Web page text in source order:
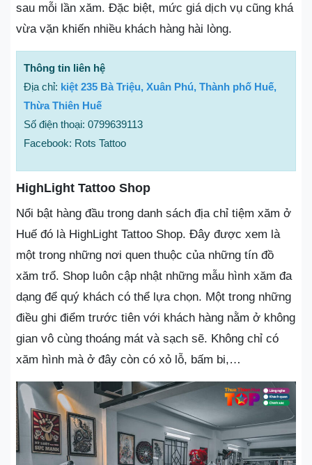
sau mỗi lần xăm. Đặc biệt, mức giá dịch vụ cũng khá
vừa vặn khiến nhiều khách hàng hài lòng.
Thông tin liên hệ
Địa chỉ: kiệt 235 Bà Triệu, Xuân Phú, Thành phố Huế,
Thừa Thiên Huế
Số điện thoại: 0799639113
Facebook: Rots Tattoo
HighLight Tattoo Shop
Nổi bật hàng đầu trong danh sách địa chỉ tiệm xăm ở
Huế đó là HighLight Tattoo Shop. Đây được xem là
một trong những nơi quen thuộc của những tín đồ
xăm trổ. Shop luôn cập nhật những mẫu hình xăm đa
dạng để quý khách có thể lựa chọn. Một trong những
điều ghi điểm trước tiên với khách hàng nằm ở không
gian vô cùng thoáng mát và sạch sẽ. Không chỉ có
xăm hình mà ở đây còn có xỏ lỗ, bấm bi,…